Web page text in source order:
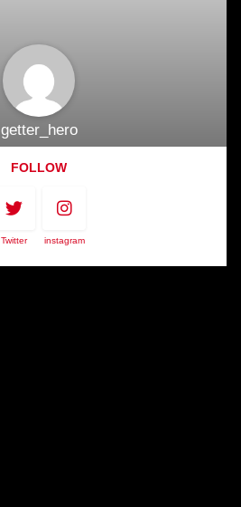
getter_hero
FOLLOW
Twitter instagram